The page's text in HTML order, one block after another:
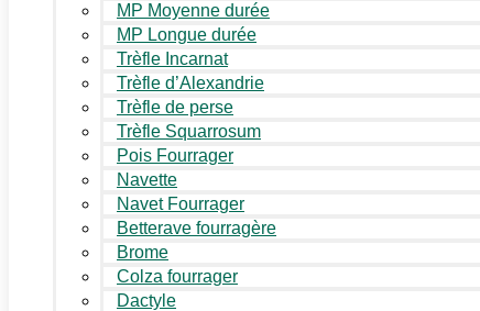
MP Moyenne durée
MP Longue durée
Trèfle Incarnat
Trèfle d’Alexandrie
Trèfle de perse
Trèfle Squarrosum
Pois Fourrager
Navette
Navet Fourrager
Betterave fourragère
Brome
Colza fourrager
Dactyle